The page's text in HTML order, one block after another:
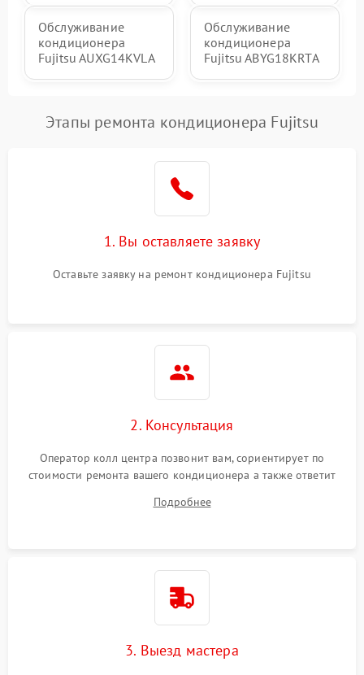
Обслуживание
кондиционера
Fujitsu AUXG14KVLA
Обслуживание
кондиционера
Fujitsu ABYG18KRTA
Этапы ремонта кондиционера Fujitsu
1. Вы оставляете заявку
Оставьте заявку на ремонт кондиционера Fujitsu
2. Консультация
Оператор колл центра позвонит вам, сориентирует по
стоимости ремонта вашего кондиционера а также ответит
Подробнее
3. Выезд мастера